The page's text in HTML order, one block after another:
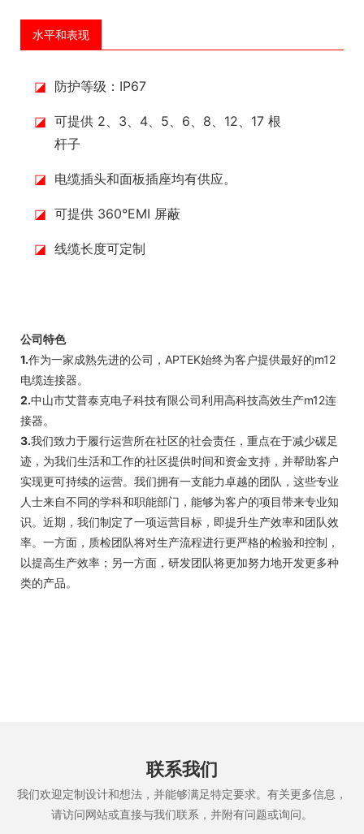
水平和表现
◪ 防护等级：IP67
◪ 可提供 2、3、4、5、6、8、12、17 根
杆子
◪ 电缆插头和面板插座均有供应。
◪ 可提供 360°EMI 屏蔽
◪ 线缆长度可定制
公司特色
1.作为一家成熟先进的公司，APTEK始终为客户提供最好的m12
电缆连接器。
2.中山市艾普泰克电子科技有限公司利用高科技高效生产m12连
接器。
3.我们致力于履行运营所在社区的社会责任，重点在于减少碳足
迹，为我们生活和工作的社区提供时间和资金支持，并帮助客户
实现更可持续的运营。我们拥有一支能力卓越的团队，这些专业
人士来自不同的学科和职能部门，能够为客户的项目带来专业知
识。近期，我们制定了一项运营目标，即提升生产效率和团队效
率。一方面，质检团队将对生产流程进行更严格的检验和控制，
以提高生产效率；另一方面，研发团队将更加努力地开发更多种
类的产品。
联系我们
我们欢迎定制设计和想法，并能够满足特定要求。有关更多信息，
请访问网站或直接与我们联系，并附有问题或询问。